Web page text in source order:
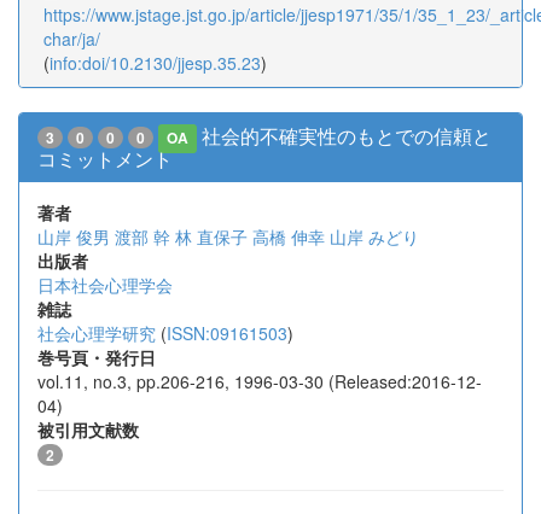
https://www.jstage.jst.go.jp/article/jjesp1971/35/1/35_1_23/
char/ja/
(info:doi/10.2130/jjesp.35.23)
3 0 0 0 OA
社会的不確実性のもとでの信頼と
コミットメント
著者
山岸 俊男 渡部 幹 林 直保子 高橋 伸幸 山岸 みどり
出版者
日本社会心理学会
雑誌
社会心理学研究 (ISSN:09161503)
巻号頁・発行日
vol.11, no.3, pp.206-216, 1996-03-30 (Released:2016-12-
04)
被引用文献数
2